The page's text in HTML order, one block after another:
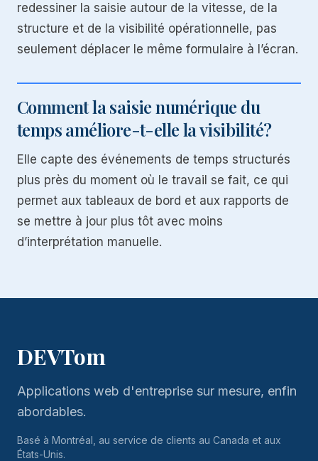
redessiner la saisie autour de la vitesse, de la
structure et de la visibilité opérationnelle, pas
seulement déplacer le même formulaire à l’écran.
Comment la saisie numérique du
temps améliore-t-elle la visibilité?
Elle capte des événements de temps structurés
plus près du moment où le travail se fait, ce qui
permet aux tableaux de bord et aux rapports de
se mettre à jour plus tôt avec moins
d’interprétation manuelle.
DEVTom
Applications web d'entreprise sur mesure, enfin
abordables.
Basé à Montréal, au service de clients au Canada et aux
États-Unis.